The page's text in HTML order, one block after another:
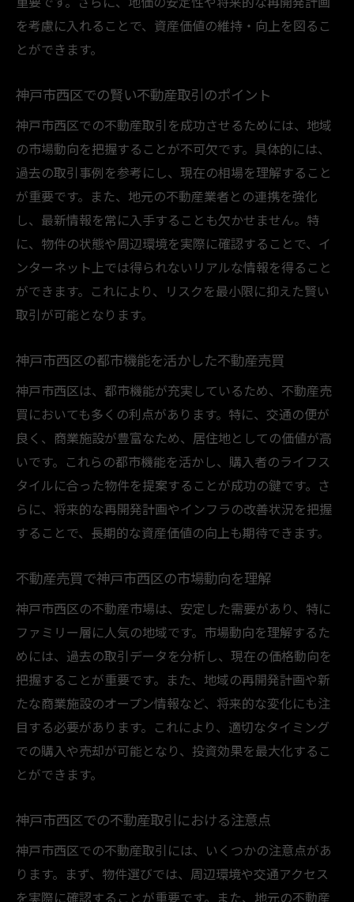
を考慮に入れることで、資産価値の維持・向上を図るこ
とができます。
神戸市西区での賢い不動産取引のポイント
神戸市西区での不動産取引を成功させるためには、地域
の市場動向を把握することが不可欠です。具体的には、
過去の取引事例を参考にし、現在の相場を理解すること
が重要です。また、地元の不動産業者との連携を強化
し、最新情報を常に入手することも欠かせません。特
に、物件の状態や周辺環境を実際に確認することで、イ
ンターネット上では得られないリアルな情報を得ること
ができます。これにより、リスクを最小限に抑えた賢い
取引が可能となります。
神戸市西区の都市機能を活かした不動産売買
神戸市西区は、都市機能が充実しているため、不動産売
買においても多くの利点があります。特に、交通の便が
良く、商業施設が豊富なため、居住地としての価値が高
いです。これらの都市機能を活かし、購入者のライフス
タイルに合った物件を提案することが成功の鍵です。さ
らに、将来的な再開発計画やインフラの改善状況を把握
することで、長期的な資産価値の向上も期待できます。
不動産売買で神戸市西区の市場動向を理解
神戸市西区の不動産市場は、安定した需要があり、特に
ファミリー層に人気の地域です。市場動向を理解するた
めには、過去の取引データを分析し、現在の価格動向を
把握することが重要です。また、地域の再開発計画や新
たな商業施設のオープン情報など、将来的な変化にも注
目する必要があります。これにより、適切なタイミング
での購入や売却が可能となり、投資効果を最大化するこ
とができます。
神戸市西区での不動産取引における注意点
神戸市西区での不動産取引には、いくつかの注意点があ
ります。まず、物件選びでは、周辺環境や交通アクセス
を実際に確認することが重要です。また、地元の不動産